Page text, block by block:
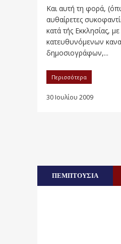
Και αυτή τη φορά,
αυθαίρετες
κατά τής Εκκλησίας,
κατευθυνόμενων
δημοσιογράφων,...
Περισσότερα
30 Ιουλίου 2009
ΠΕΜΠΤΟΥΣΙΑ